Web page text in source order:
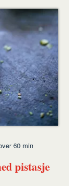
pistasje
60 min